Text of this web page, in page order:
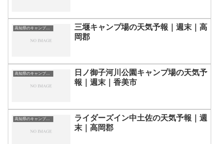
高知県のキャンプ場一覧
三堰キャンプ場の天気予報｜週末｜高
岡郡
高知県のキャンプ場一覧
日ノ御子河川公園キャンプ場の天気予
報｜週末｜香美市
高知県のキャンプ場一覧
ライダーズイン中土佐の天気予報｜週
末｜高岡郡